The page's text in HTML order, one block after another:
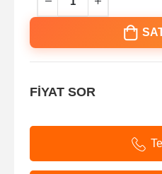
FİYAT SOR